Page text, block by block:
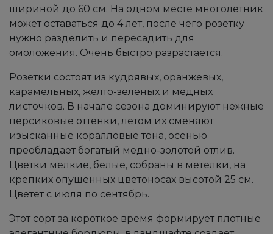
шириной до 60 см. На одном месте многолетник
может оставаться до 4 лет, после чего розетку
нужно разделить и пересадить для
омоложения. Очень быстро разрастается.
Розетки состоят из кудрявых, оранжевых,
карамельных, желто-зеленых и медных
листочков. В начале сезона доминируют нежные
персиковые оттенки, летом их сменяют
изысканные коралловые тона, осенью
преобладает богатый медно-золотой отлив.
Цветки мелкие, белые, собраны в метелки, на
крепких опушенных цветоносах высотой 25 см.
Цветет с июля по сентябрь.
Этот сорт за короткое время формирует плотные